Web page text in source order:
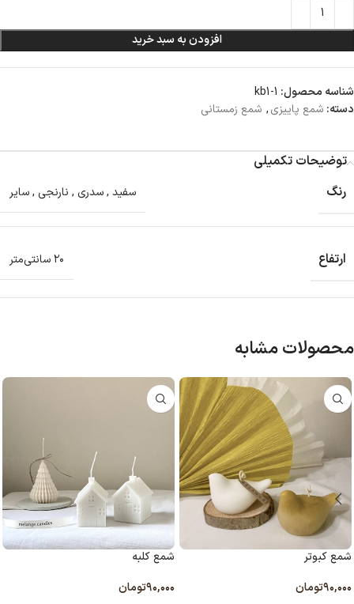
افزودن به سبد خرید
شناسه محصول: kb1-1
دسته: شمع پاییزی, شمع زمستانی
توضیحات تکمیلی
رنگ
سفید ,سدری , نارنجی ,سایر
ارتفاع ۲۰ سانتی‌متر
محصولات مشابه
شمع کبوتر
۹۰,۰۰۰تومان
شمع کلبه
۹۰,۰۰۰تومان